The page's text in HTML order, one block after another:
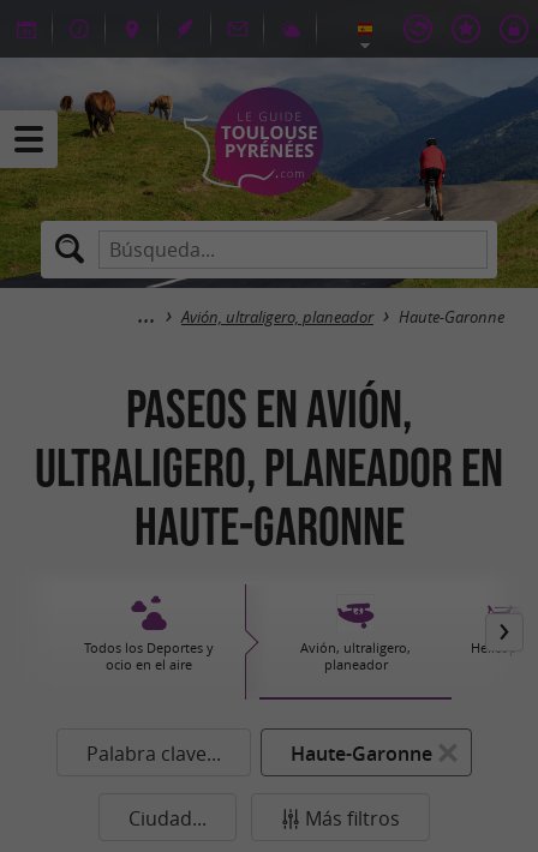
Avión, ultraligero, planeador Haute-Garonne
Paseos en avión,
ultraligero, planeador en
Haute-Garonne
Todos los Deportes y
ocio en el aire
Avión, ultraligero,
planeador
Palabra clave... Haute-Garonne
Ciudad... Más filtros